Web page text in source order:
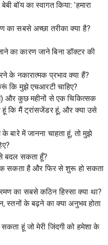
बॉय का स्वागत किया: 'हमारा
का सबसे अच्छा तरीका क्या है?
का कारण जाने बिना डॉक्टर की
के नकारात्मक प्रभाव क्या हैं?
कि मुझे एचआरटी चाहिए?
और कुछ महीनों से एक चिकित्सक
कि मैं ट्रांसजेंडर हूं, और क्या उसे
बारे में जानना चाहता हूं, तो मुझे
बदल सकता हूँ?
सकता है और फिर से शुरू हो सकता
का सबसे कठिन हिस्सा क्या था?
स्तनों के बढ़ने का क्या अनुभव होता
हूं जो मेरी जिंदगी को हमेशा के